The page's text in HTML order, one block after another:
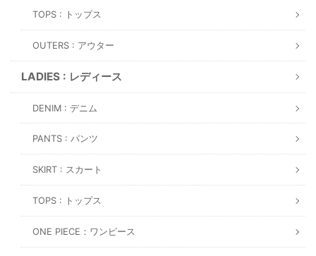
TOPS : トップス
OUTERS : アウター
LADIES : レディース
DENIM : デニム
PANTS : パンツ
SKIRT : スカート
TOPS : トップス
ONE PIECE：ワンピース